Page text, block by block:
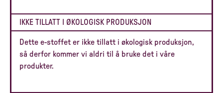
IKKE TILLATT I ØKOLOGISK PRODUKSJON
Dette e-stoffet er ikke tillatt i økologisk produksjon,
så derfor kommer vi aldri til å bruke det i våre
produkter.